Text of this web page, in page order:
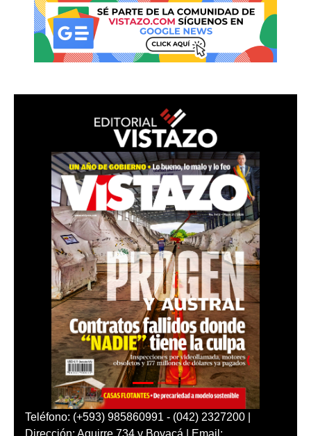
Teléfono: (+593) 985860991 - (042) 2327200 |